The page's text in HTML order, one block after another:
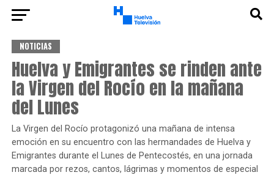
NOTICIAS
Huelva y Emigrantes se rinden ante
la Virgen del Rocío en la mañana
del Lunes
La Virgen del Rocío protagonizó una mañana de intensa
emoción en su encuentro con las hermandades de Huelva y
Emigrantes durante el Lunes de Pentecostés, en una jornada
marcada por rezos, cantos, lágrimas y momentos de especial